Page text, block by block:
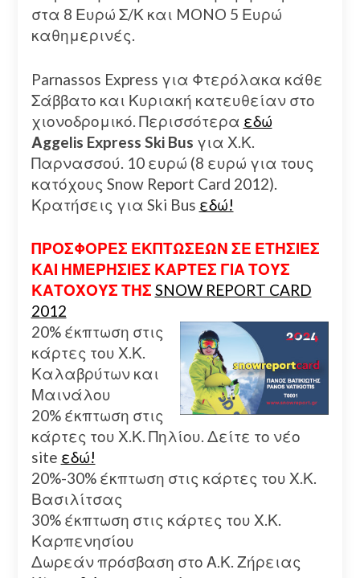
στα 8 Ευρώ Σ/Κ και MONO 5 Ευρώ
καθημερινές.
Parnassos Express για Φτερόλακα κάθε
Σάββατο και Κυριακή κατευθείαν στο
χιονοδρομικό. Περισσότερα εδώ
Αggelis Express Ski Bus για Χ.Κ.
Παρνασσού. 10 ευρώ (8 ευρώ για τους
κατόχους Snow Report Card 2012).
Κρατήσεις για Ski Bus εδώ!
ΠΡΟΣΦΟΡΕΣ ΕΚΠΤΩΣΕΩΝ ΣΕ ΕΤΗΣΙΕΣ
ΚΑΙ ΗΜΕΡΗΣΙΕΣ ΚΑΡΤΕΣ ΓΙΑ ΤΟΥΣ
ΚΑΤΟΧΟΥΣ ΤΗΣ SNOW REPORT CARD
2012
20% έκπτωση στις
κάρτες του Χ.Κ.
Καλαβρύτων και
Μαινάλου
20% έκπτωση στις
κάρτες του Χ.Κ. Πηλίου. Δείτε το νέο
site εδώ!
20%-30% έκπτωση στις κάρτες του Χ.Κ.
Βασιλίτσας
30% έκπτωση στις κάρτες του Χ.Κ.
Καρπενησίου
Δωρεάν πρόσβαση στο Α.Κ. Ζήρειας